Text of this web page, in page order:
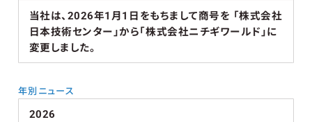
当社は、2026年1月1日をもちまして商号を 「株式会社
日本技術センター」から「株式会社ニチギワールド」に
変更しました。
年別ニュース
2026